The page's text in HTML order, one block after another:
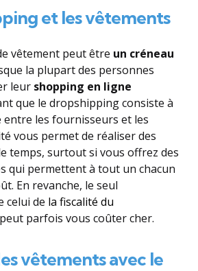
et les vêtements
vêtement peut être un créneau
la plupart des personnes
leur shopping en ligne
que le dropshipping consiste à
les fournisseurs et les
vous permet de réaliser des
temps, surtout si vous offrez des
qui permettent à tout un chacun
En revanche, le seul
celui de la fiscalité du
parfois vous coûter cher.
vêtements avec le